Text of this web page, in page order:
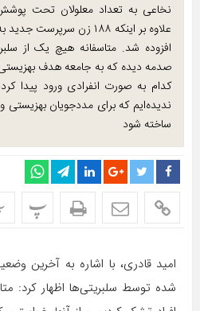
نخاعی به تعداد معلولان تحت
علاوه بر اینکه ۱۸۸ زن
افزوده شد. متاسفانه هیچ یک از
صدمه دیده که به جامعه هدف
کدام به صورت انفرادی ورود پیدا
ندیده‌ایم که برای مددجویان
ساخته شود
پ
امید قادری، با اشاره به آخرین
شده توسط سلبریتی‌ها اظهار کرد: